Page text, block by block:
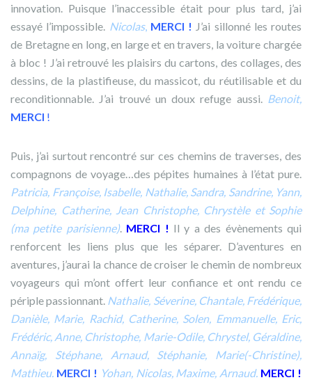
innovation. Puisque l’inaccessible était pour plus tard, j’ai
essayé l’impossible. Nicolas, MERCI ! J’ai sillonné les routes
de Bretagne en long, en large et en travers, la voiture chargée
à bloc ! J’ai retrouvé les plaisirs du cartons, des collages, des
dessins, de la plastifieuse, du massicot, du réutilisable et du
reconditionnable. J’ai trouvé un doux refuge aussi.
Benoit,
MERCI !
Puis, j’ai surtout rencontré sur ces chemins de traverses, des
compagnons de voyage…des pépites humaines à l’état pure.
Patricia, Françoise, Isabelle, Nathalie, Sandra, Sandrine, Yann,
Delphine, Catherine, Jean Christophe, Chrystèle et Sophie
(ma petite parisienne). MERCI ! Il y a des évènements qui
renforcent les liens plus que les séparer. D’aventures en
aventures, j’aurai la chance de croiser le chemin de nombreux
voyageurs qui m’ont offert leur confiance et ont rendu ce
périple passionnant. Nathalie, Séverine, Chantale, Frédérique,
Danièle, Marie, Rachid, Catherine, Solen, Emmanuelle, Eric,
Frédéric, Anne, Christophe, Marie-Odile, Chrystel, Géraldine,
Annaïg, Stéphane, Arnaud, Stéphanie, Marie(-Christine),
Mathieu. MERCI ! Yohan, Nicolas, Maxime, Arnaud. MERCI !